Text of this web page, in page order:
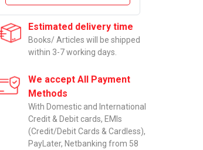
Estimated delivery time
Books/ Articles will be shipped
within 3-7 working days.
We accept All Payment
Methods
With Domestic and International
Credit & Debit cards, EMIs
(Credit/Debit Cards & Cardless),
PayLater, Netbanking from 58